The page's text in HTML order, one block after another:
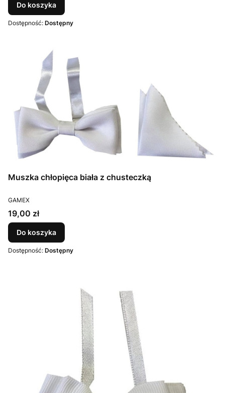
Do koszyka
Dostępność: Dostępny
Muszka chłopięca biała z chusteczką
PRODUCENT
GAMEX
Cena
19,00 zł
Do koszyka
Dostępność: Dostępny